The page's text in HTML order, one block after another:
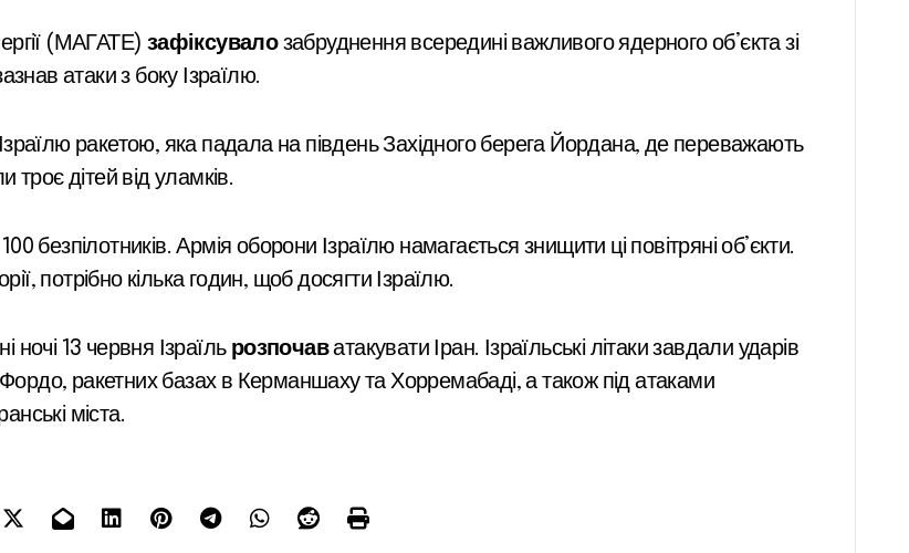
(МАГАТЕ) зафіксувалозабруднення всередині важливого ядерного об’єкта зі
атаки з боку Ізраїлю.
ракетою, яка падала на південь Західного берега Йордана, де переважають
троє дітей від уламків.
безпілотників. Армія оборони Ізраїлю намагається знищити ці повітряні об’єкти.
потрібно кілька годин, щоб досягти Ізраїлю.
ночі 13 червня Ізраїль розпочаватакувати Іран. Ізраїльські літаки завдали ударів
Фордо, ракетних базах в Керманшаху та Хорремабаді, а також під атаками
міста.